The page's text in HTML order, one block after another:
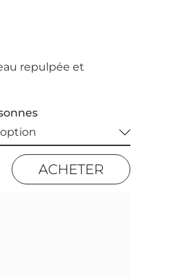
repulpée et
ACHETER